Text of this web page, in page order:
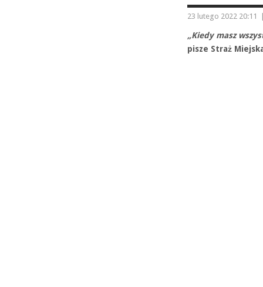
23 lutego 2022 20:11
„Kiedy masz
pisze Straż